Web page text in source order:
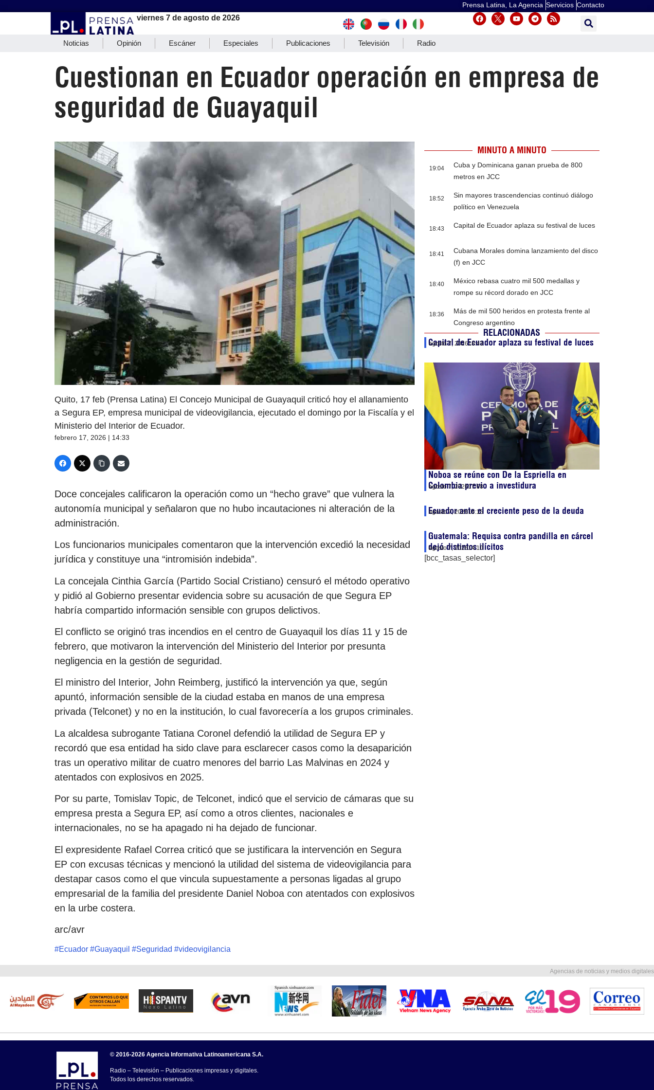
Prensa Latina, La Agencia Servicios Contacto
viernes 7 de agosto de 2026
Noticias Opinión Escáner Especiales Publicaciones Televisión Radio
Cuestionan en Ecuador operación en empresa de
seguridad de Guayaquil
Quito, 17 feb (Prensa Latina) El Concejo Municipal de Guayaquil criticó hoy el allanamiento
a Segura EP, empresa municipal de videovigilancia, ejecutado el domingo por la Fiscalía y el
Ministerio del Interior de Ecuador.
febrero 17, 2026 | 14:33
Doce concejales calificaron la operación como un “hecho grave” que vulnera la
autonomía municipal y señalaron que no hubo incautaciones ni alteración de la
administración.
Los funcionarios municipales comentaron que la intervención excedió la necesidad
jurídica y constituye una “intromisión indebida”.
La concejala Cinthia García (Partido Social Cristiano) censuró el método operativo
y pidió al Gobierno presentar evidencia sobre su acusación de que Segura EP
habría compartido información sensible con grupos delictivos.
El conflicto se originó tras incendios en el centro de Guayaquil los días 11 y 15 de
febrero, que motivaron la intervención del Ministerio del Interior por presunta
negligencia en la gestión de seguridad.
El ministro del Interior, John Reimberg, justificó la intervención ya que, según
apuntó, información sensible de la ciudad estaba en manos de una empresa
privada (Telconet) y no en la institución, lo cual favorecería a los grupos criminales.
La alcaldesa subrogante Tatiana Coronel defendió la utilidad de Segura EP y
recordó que esa entidad ha sido clave para esclarecer casos como la desaparición
tras un operativo militar de cuatro menores del barrio Las Malvinas en 2024 y
atentados con explosivos en 2025.
Por su parte, Tomislav Topic, de Telconet, indicó que el servicio de cámaras que su
empresa presta a Segura EP, así como a otros clientes, nacionales e
internacionales, no se ha apagado ni ha dejado de funcionar.
El expresidente Rafael Correa criticó que se justificara la intervención en Segura
EP con excusas técnicas y mencionó la utilidad del sistema de videovigilancia para
destapar casos como el que vincula supuestamente a personas ligadas al grupo
empresarial de la familia del presidente Daniel Noboa con atentados con explosivos
en la urbe costera.
arc/avr
#Ecuador #Guayaquil #Seguridad #videovigilancia
MINUTO A MINUTO
19:04
Cuba y Dominicana ganan prueba de 800
metros en JCC
18:52
Sin mayores trascendencias continuó diálogo
político en Venezuela
18:43 Capital de Ecuador aplaza su festival de luces
18:41
Cubana Morales domina lanzamiento del disco
(f) en JCC
18:40
México rebasa cuatro mil 500 medallas y
rompe su récord dorado en JCC
18:36
Más de mil 500 heridos en protesta frente al
Congreso argentino
RELACIONADAS
Capital de Ecuador aplaza su festival de luces
agosto 7, 202618:43
Noboa se reúne con De la Espriella en
Colombia previo a investidura
agosto 7, 202617:08
Ecuador ante el creciente peso de la deuda
agosto 7, 202616:15
Guatemala: Requisa contra pandilla en cárcel
dejó distintos ilícitos
agosto 7, 202614:10
[bcc_tasas_selector]
Agencias de noticias y medios digitales
© 2016-2026 Agencia Informativa Latinoamericana S.A.
Radio – Televisión – Publicaciones impresas y digitales.
Todos los derechos reservados.